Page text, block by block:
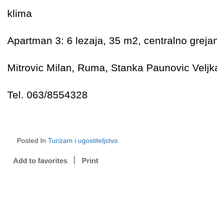
klima
Apartman 3: 6 lezaja, 35 m2, centralno
Mitrovic Milan, Ruma, Stanka Paunovic
Tel. 063/8554328
Posted In Turizam i ugostiteljstvo
Add to favorites Print